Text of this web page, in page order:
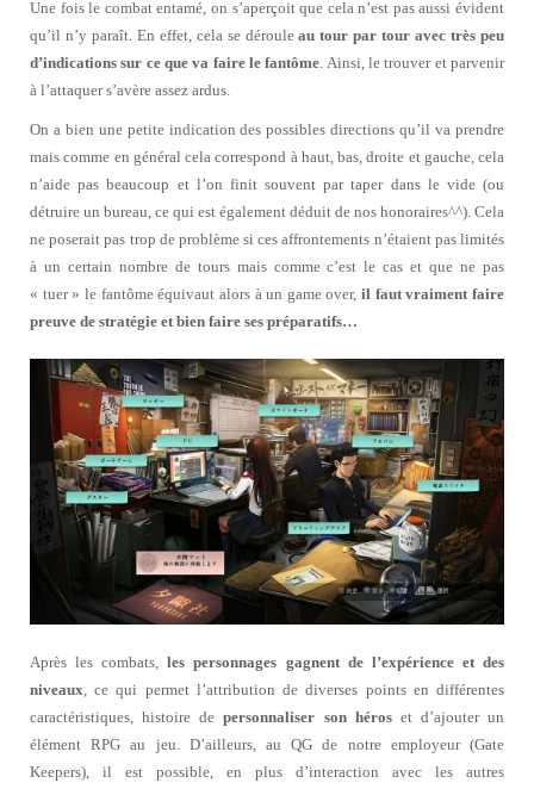
Une fois le combat entamé, on s’aperçoit que cela n’est pas aussi évident
qu’il n’y paraît. En effet, cela se dérouleau tour par tour avec très peu
d’indications sur ce que va faire le fantôme . Ainsi, le trouver et parvenir
à l’attaquer s’avère assez ardus.
On a bien une petite indication des possibles directions qu’il va prendre
mais comme en général cela correspond à haut, bas, droite et gauche, cela
n’aide pas beaucoup et l’on finit souvent par taper dans le vide (ou
détruire un bureau, ce qui est également déduit de nos honoraires^^). Cela
ne poserait pas trop de problème si ces affrontements n’étaient pas limités
à un certain nombre de tours mais comme c’est le cas et que ne pas
« tuer » le fantôme équivaut alors à un game over,il faut vraiment faire
preuve de stratégie et bien faire ses préparatifs…
Après les combats,les personnages gagnent de l’expérience et des
niveaux, ce qui permet l’attribution de diverses points en différentes
caractéristiques, histoire depersonnaliser son héroset d’ajouter un
élément RPG au jeu. D’ailleurs, au QG de notre employeur (Gate
Keepers), il est possible, en plus d’interaction avec les autres